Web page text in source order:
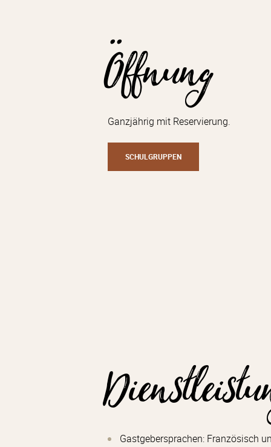
Öffnung
Ganzjährig mit Reservierung.
SCHULGRUPPEN
Gastgebersprachen: Französisch